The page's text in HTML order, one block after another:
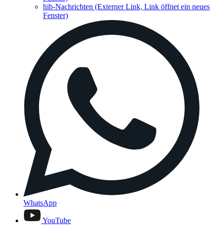
hib-Nachrichten (Externer Link, Link öffnet ein neues
Fenster)
WhatsApp
YouTube